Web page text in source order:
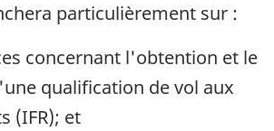
particulièrement sur :
concernant l'obtention et le
qualification de vol aux
(IFR); et